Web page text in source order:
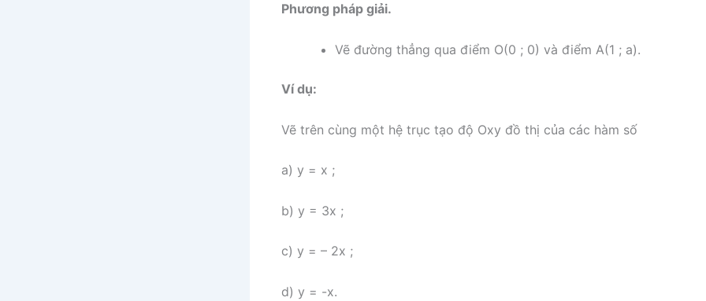
Phương pháp giải.
Vẽ đường thẳng qua điểm O(0 ; 0) và điểm A(1 ; a).
Ví dụ:
Vẽ trên cùng một hệ trục tạo độ Oxy đồ thị của các hàm số
a) y = x ;
b) y = 3x ;
c) y = – 2x ;
d) y = -x.